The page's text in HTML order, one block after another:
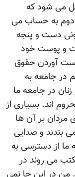
می شود که
دوم به حساب می
دست و پنجه
و پوست خود
آوردن حقوق
در جامعه به
در جامعه ما
اند. بسیاری از
مردان بر آن ها
بندند و صدایی
ما از دسترسی به
می روند در
من در این جا نمی